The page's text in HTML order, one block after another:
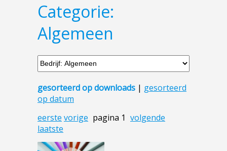
Categorie:
Algemeen
gesorteerd op downloads | gesorteerd
op datum
eerste vorige pagina 1 volgende
laatste